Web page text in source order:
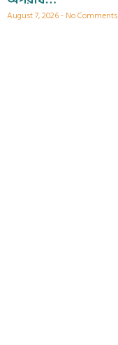
August 7, 2026 No Comments